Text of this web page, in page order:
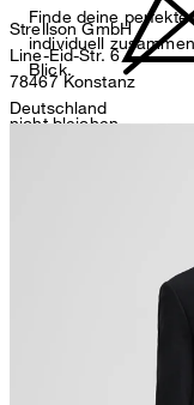
nicht bleichen
nicht Trommeltrocknen
Strellson GmbH
Line-Eid-Str. 6
78467 Konstanz
Deutschland
Sonnenwiesenstrasse
Finde deine
individuell
Blick.